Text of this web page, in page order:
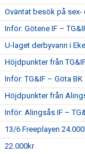
Oväntat besök på sex-
Inför: Götene IF –
U-laget derbyvann i
Höjdpunkter från
Inför: TG&IF – Göta BK
Höjdpunkter från
Inför: Alingsås IF –
13/6 Freeplayen
22.000kr